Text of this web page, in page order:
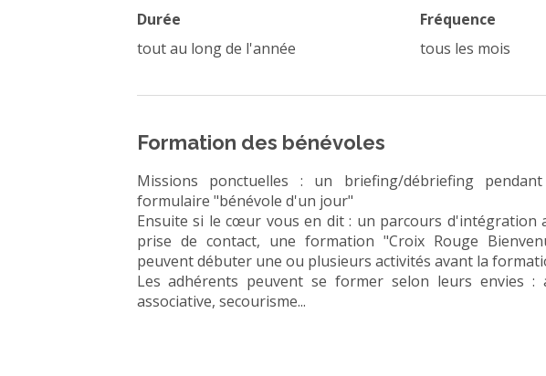
Durée
tout au long de l'année
Fréquence
tous les mois
Formation des bénévoles
Missions ponctuelles : un briefing/débriefing
formulaire "bénévole d'un jour"
Ensuite si le cœur vous en dit : un parcours d'intégration
prise de contact, une formation "Croix Rouge
peuvent débuter une ou plusieurs activités avant la
Les adhérents peuvent se former selon leurs envies :
associative, secourisme...